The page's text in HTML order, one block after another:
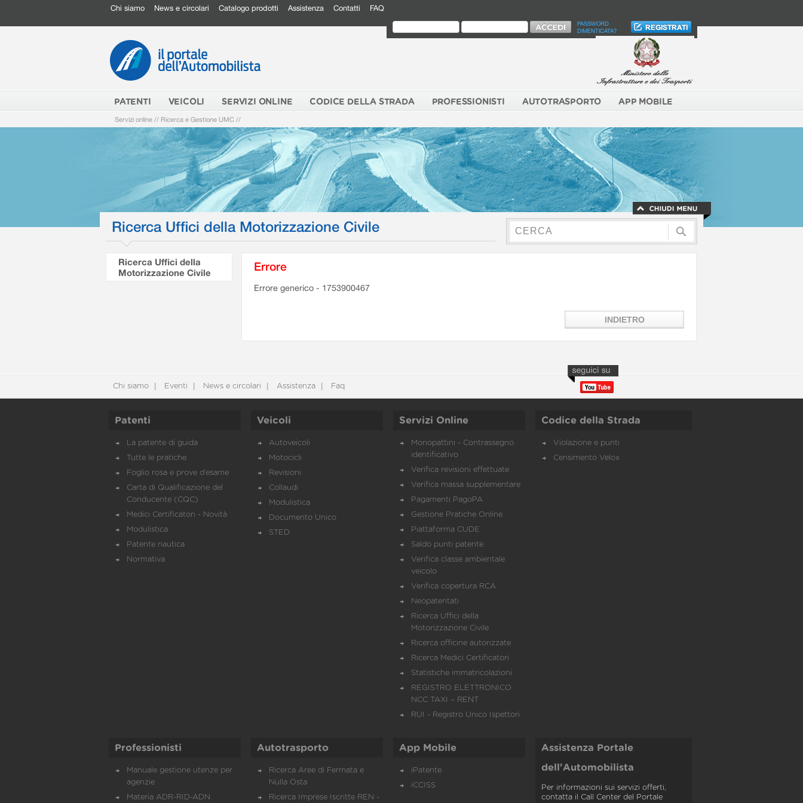
Chi siamo News e circolari Catalogo prodotti Assistenza Contatti FAQ
PASSWORD
DIMENTICATA?
PATENTI VEICOLI SERVIZI ONLINE CODICE DELLA STRADA PROFESSIONISTI AUTOTRASPORTO APP MOBILE
Servizi online // Ricerca e Gestione UMC //
Ricerca Uffici della Motorizzazione Civile
Ricerca Uffici della
Motorizzazione Civile
Errore
Errore generico - 1753900467
Chi siamo Eventi News e circolari Assistenza Faq
Patenti
La patente di guida
Tutte le pratiche
Foglio rosa e prove d’esame
Carta di Qualificazione del
Conducente (CQC)
Medici Certificatori - Novità
Modulistica
Patente nautica
Normativa
Veicoli
Autoveicoli
Motocicli
Revisioni
Collaudi
Modulistica
Documento Unico
STED
Servizi Online
Monopattini - Contrassegno
identificativo
Verifica revisioni effettuate
Verifica massa supplementare
Pagamenti PagoPA
Gestione Pratiche Online
Piattaforma CUDE
Saldo punti patente
Verifica classe ambientale
veicolo
Verifica copertura RCA
Neopatentati
Ricerca Uffici della
Motorizzazione Civile
Ricerca officine autorizzate
Ricerca Medici Certificatori
Statistiche immatricolazioni
REGISTRO ELETTRONICO
NCC TAXI – RENT
RUI - Registro Unico Ispettori
Codice della Strada
Violazione e punti
Censimento Velox
Professionisti
Manuale gestione utenze per
agenzie
Materia ADR-RID-ADN
Autotrasporto
Ricerca Aree di Fermata e
Nulla Osta
Ricerca Imprese Iscritte REN -
App Mobile
iPatente
iCCISS
Assistenza Portale
dell'Automobilista
Per informazioni sui servizi offerti,
contatta il Call Center del Portale